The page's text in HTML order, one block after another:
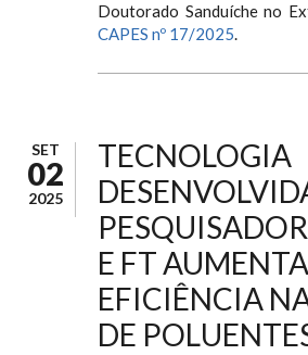
Doutorado Sanduíche no
CAPES nº 17/2025.
SET
02
2025
TECNOLOGIA
E FT
EFICIÊNCIA
DE